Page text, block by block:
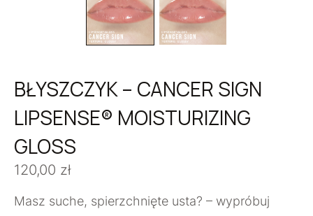
BŁYSZCZYK – CANCER SIGN
LIPSENSE® MOISTURIZING
GLOSS
120,00 zł
Masz suche, spierzchnięte usta? – wypróbuj